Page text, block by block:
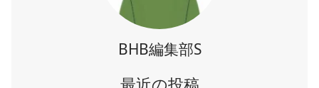
BHB編集部S